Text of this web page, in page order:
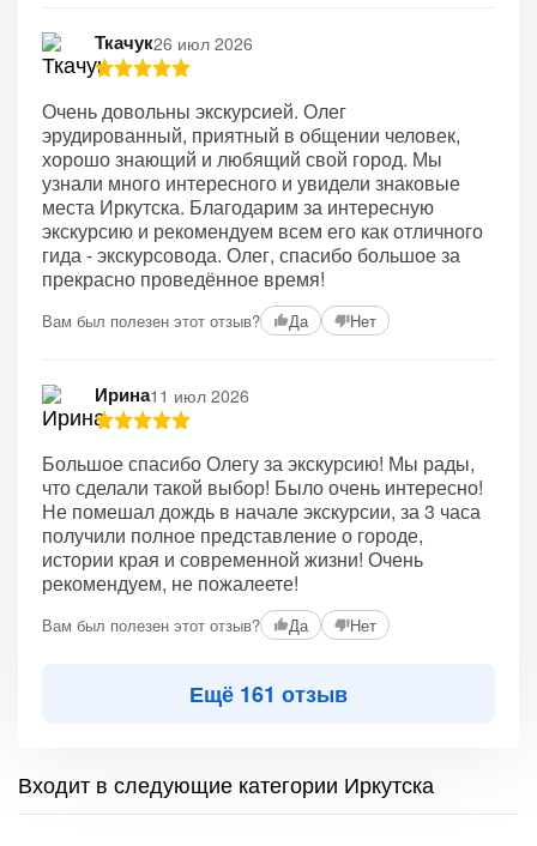
Ткачук26 июл 2026
Очень довольны экскурсией. Олег
эрудированный, приятный в общении человек,
хорошо знающий и любящий свой город. Мы
узнали много интересного и увидели знаковые
места Иркутска. Благодарим за интересную
экскурсию и рекомендуем всем его как отличного
гида - экскурсовода. Олег, спасибо большое за
прекрасно проведённое время!
Вам был полезен этот отзыв? Да Нет
Ирина11 июл 2026
Большое спасибо Олегу за экскурсию! Мы рады,
что сделали такой выбор! Было очень интересно!
Не помешал дождь в начале экскурсии, за 3 часа
получили полное представление о городе,
истории края и современной жизни! Очень
рекомендуем, не пожалеете!
Вам был полезен этот отзыв? Да Нет
Ещё 161 отзыв
Входит в следующие категории Иркутска